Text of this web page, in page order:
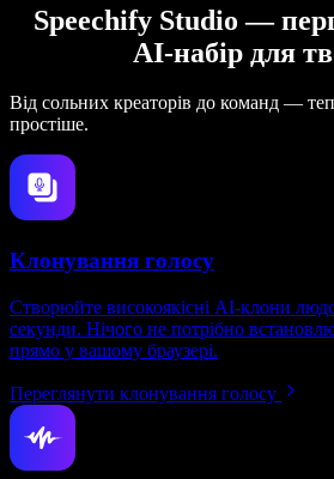
Speechify Studio —
AI-набір для
Від сольних креаторів до команд —
простіше.
Клонування голосу
Створюйте високоякісні AI-клони
секунди. Нічого не потрібно
прямо у вашому браузері.
Переглянути клонування голосу